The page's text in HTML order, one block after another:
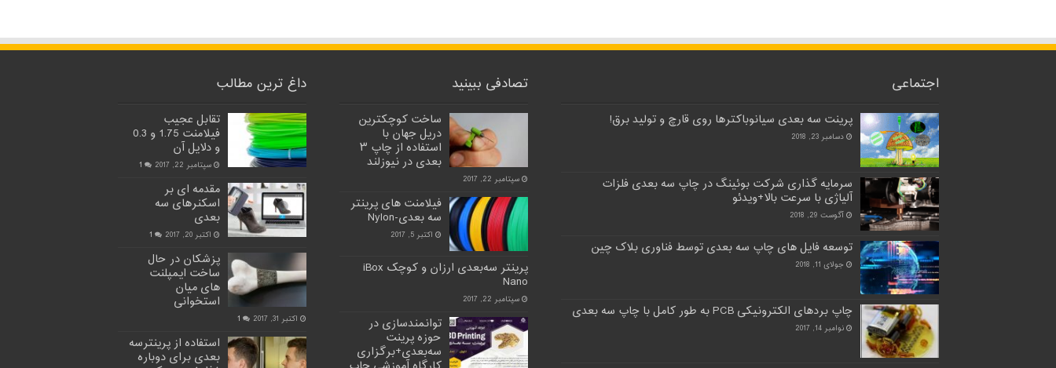
اجتماعی
پرینت سه بعدی سیانوباکترها روی قارچ و تولید برق!
دسامبر 23, 2018
سرمایه گذاری شرکت بوئینگ در چاپ سه بعدی فلزات
آلیاژی با سرعت بالا+ویدئو
آگوست 29, 2018
توسعه فایل های چاپ سه بعدی توسط فناوری بلاک چین
جولای 11, 2018
چاپ بردهای الکترونیکی PCB به طور کامل با چاپ سه بعدی
نوامبر 14, 2017
تصادفی ببینید
ساخت کوچکترین
دریل جهان با
استفاده از چاپ ۳
بعدی در نیوزلند
سپتامبر 22, 2017
فیلامنت های پرینتر
سه بعدی-Nylon
اکتبر 5, 2017
پرینتر سه‌بعدی ارزان و کوچک iBox
Nano
سپتامبر 22, 2017
توانمندسازی در
حوزه پرینت
سه‌بعدی+برگزاری
داغ ترین مطالب
تقابل عجیب
فیلامنت 1.75 و 0.3
و دلایل آن
سپتامبر 22, 2017 1
مقدمه ای بر
اسکنرهای سه
بعدی
اکتبر 20, 2017 1
پزشکان در حال
ساخت ایمپلنت
های میان
استخوانی
اکتبر 31, 2017 1
استفاده از پرینترسه
بعدی برای دوباره